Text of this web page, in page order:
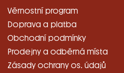
Věrnostní program
Doprava a platba
Obchodní podmínky
Prodejny a odběrná místa
Zásady ochrany os. údajů